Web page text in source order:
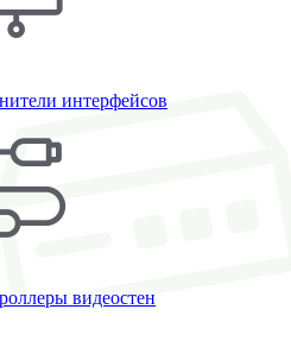
интерфейсов
видеостен